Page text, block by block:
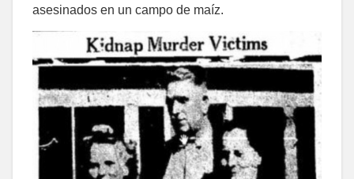
asesinados en un campo de maíz.